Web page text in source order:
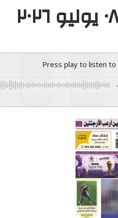
Press play to listen